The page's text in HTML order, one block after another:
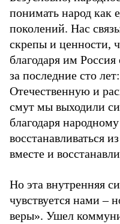
понимать народ как
поколений. Нас
скрепы и ценности,
благодаря им
за последние сто
Отечественную и
смут мы выходили
благодаря
восстанавливаться
вместе и
Но эта внутренняя
чувствуется нами –
веры». Ушел